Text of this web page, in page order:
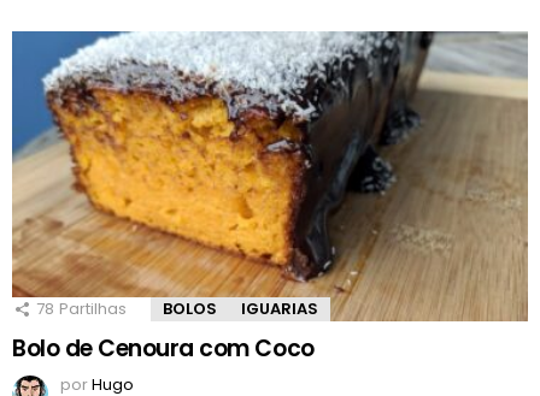
78 Partilhas BOLOS IGUARIAS
Bolo de Cenoura com Coco
porHugo